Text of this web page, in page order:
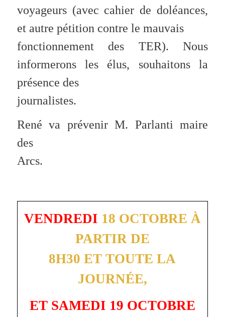
voyageurs (avec cahier de doléances,
et autre pétition contre le mauvais
fonctionnement des TER). Nous
informerons les élus, souhaitons la
présence des
journalistes.
René va prévenir M. Parlanti maire
des
Arcs.
VENDREDI 18 OCTOBRE À
PARTIR DE
8H30 ET TOUTE LA
JOURNÉE,
ET SAMEDI 19 OCTOBRE